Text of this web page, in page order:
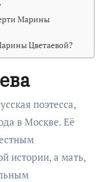
Марины
Цветаевой?
поэтесса,
в Москве. Её
истории, а мать,